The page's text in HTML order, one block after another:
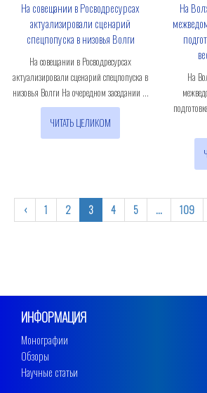
На совещании в Росводресурсах
актуализировали сценарий
спецпопуска в низовья Волги
На совещании в Росводресурсах
актуализировали сценарий спецпопуска в
низовья Волги На очередном заседании ...
ЧИТАТЬ ЦЕЛИКОМ
На
На
‹ 1 2 3 4 5 … 109
ИНФОРМАЦИЯ
Монографии
Обзоры
Научные статьи